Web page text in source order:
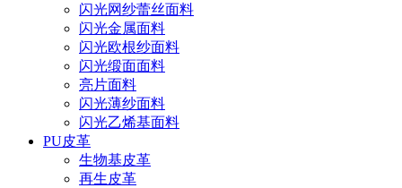
闪光网纱蕾丝面料
闪光金属面料
闪光欧根纱面料
闪光缎面面料
亮片面料
闪光薄纱面料
闪光乙烯基面料
PU皮革
生物基皮革
再生皮革